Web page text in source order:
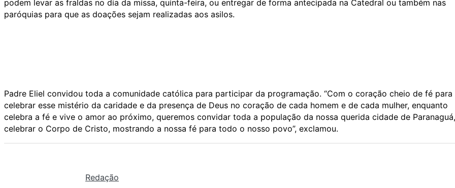
podem levar as fraldas no dia da missa, quinta-feira, ou entregar de forma antecipada na Catedral ou também nas
paróquias para que as doações sejam realizadas aos asilos.
Padre Eliel convidou toda a comunidade católica para participar da programação. “Com o coração cheio de fé para
celebrar esse mistério da caridade e da presença de Deus no coração de cada homem e de cada mulher, enquanto
celebra a fé e vive o amor ao próximo, queremos convidar toda a população da nossa querida cidade de
celebrar o Corpo de Cristo, mostrando a nossa fé para todo o nosso povo”, exclamou.
Redação